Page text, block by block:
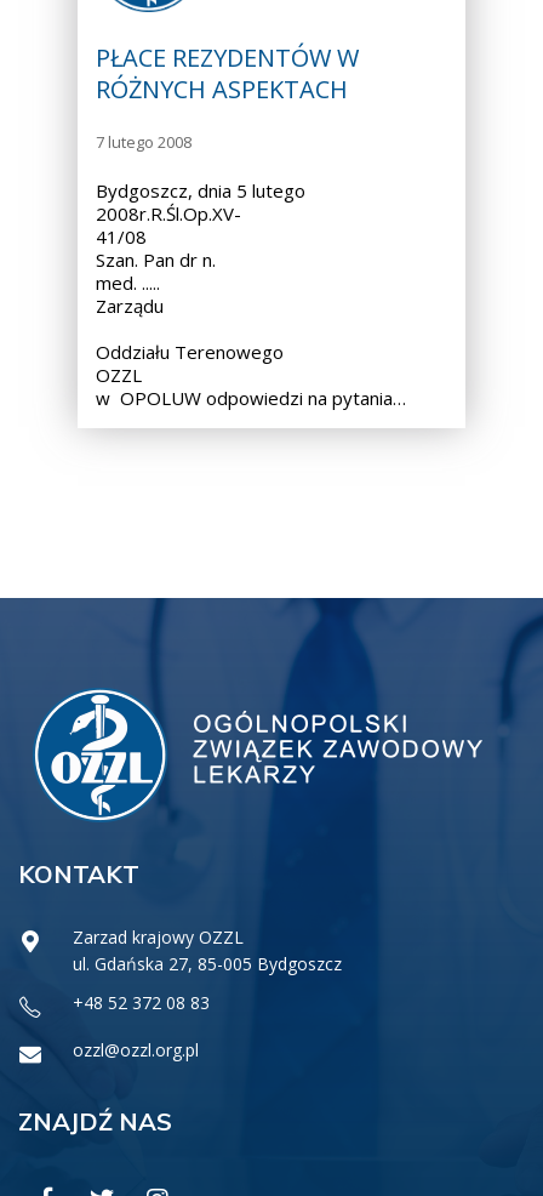
PŁACE REZYDENTÓW W
RÓŻNYCH ASPEKTACH
7 lutego 2008
Bydgoszcz, dnia 5 lutego
2008r.R.Śl.Op.XV-
41/08
Szan. Pan dr n.
med. .....
Zarządu
Oddziału Terenowego
OZZL
w OPOLUW odpowiedzi na pytania…
KONTAKT
Zarzad krajowy OZZL
ul. Gdańska 27, 85-005 Bydgoszcz
+48 52 372 08 83
ozzl@ozzl.org.pl
ZNAJDŹ NAS